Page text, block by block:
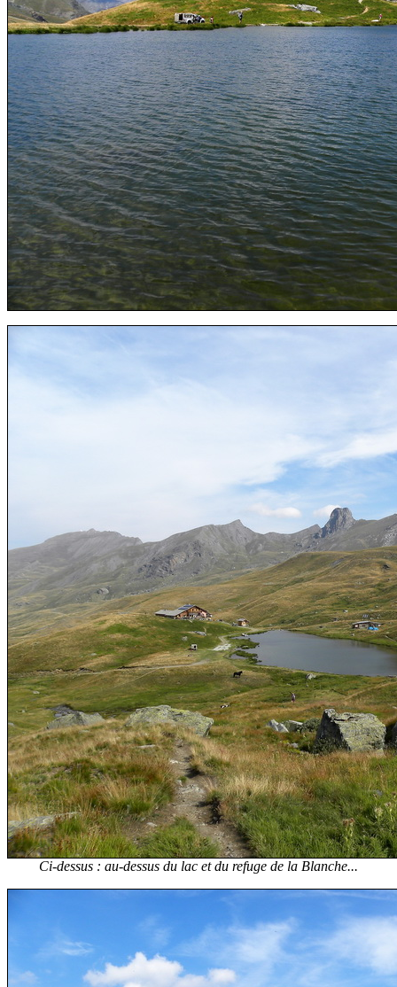
Ci-dessus : au-dessus du lac et du refuge de la Blanche...